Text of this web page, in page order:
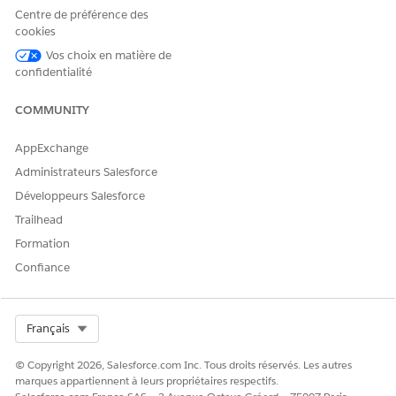
CET ARTICLE A-T-IL RÉSOLU VOTRE PROBLÈME ?
Dites-nous ce que nous pouvons améliorer !
Centre de préférence des
cookies
Vos choix en matière de
confidentialité
COMMUNITY
AppExchange
Administrateurs Salesforce
Développeurs Salesforce
Trailhead
Formation
Confiance
Français
© Copyright 2026, Salesforce.com Inc. Tous droits réservés. Les autres
marques appartiennent à leurs propriétaires respectifs.